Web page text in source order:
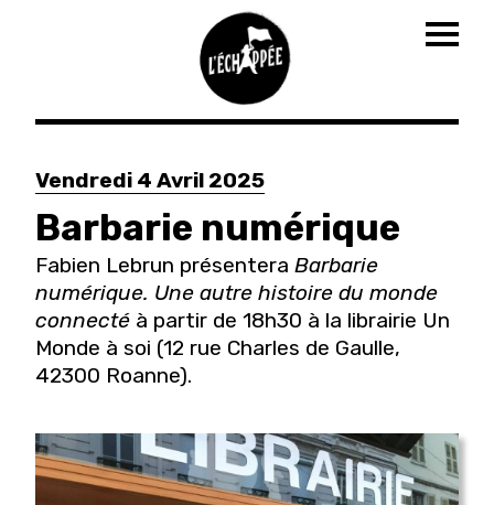
Aller
contenu
principal
Vendredi 4 Avril 2025
Barbarie numérique
Fabien Lebrun présentera Barbarie
numérique. Une autre histoire du monde
connecté à partir de 18h30 à la librairie Un
Monde à soi (12 rue Charles de Gaulle,
42300 Roanne).